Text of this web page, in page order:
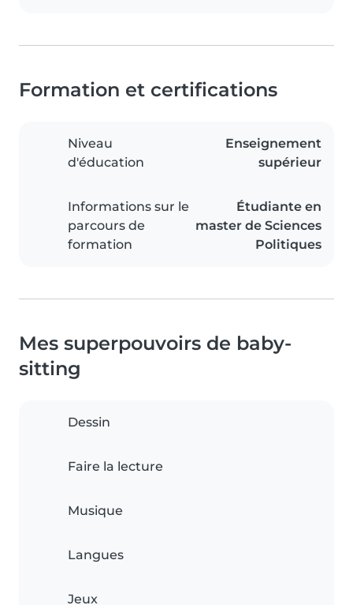
Formation et certifications
Niveau
d'éducation
Enseignement
supérieur
Informations sur le
parcours de
formation
Étudiante en
master de Sciences
Politiques
Mes superpouvoirs de baby-
sitting
Dessin
Faire la lecture
Musique
Langues
Jeux